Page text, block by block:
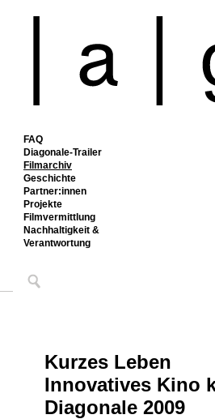
FAQ
Diagonale-Trailer
Filmarchiv
Geschichte
Partner:innen
Projekte
Filmvermittlung
Nachhaltigkeit &
Verantwortung
Kurzes Leben
Innovatives Kino
Diagonale 2009